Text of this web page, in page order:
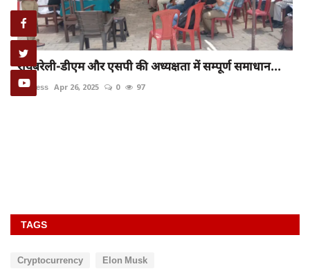
समाधान...
TAGS
Cryptocurrency Elon Musk